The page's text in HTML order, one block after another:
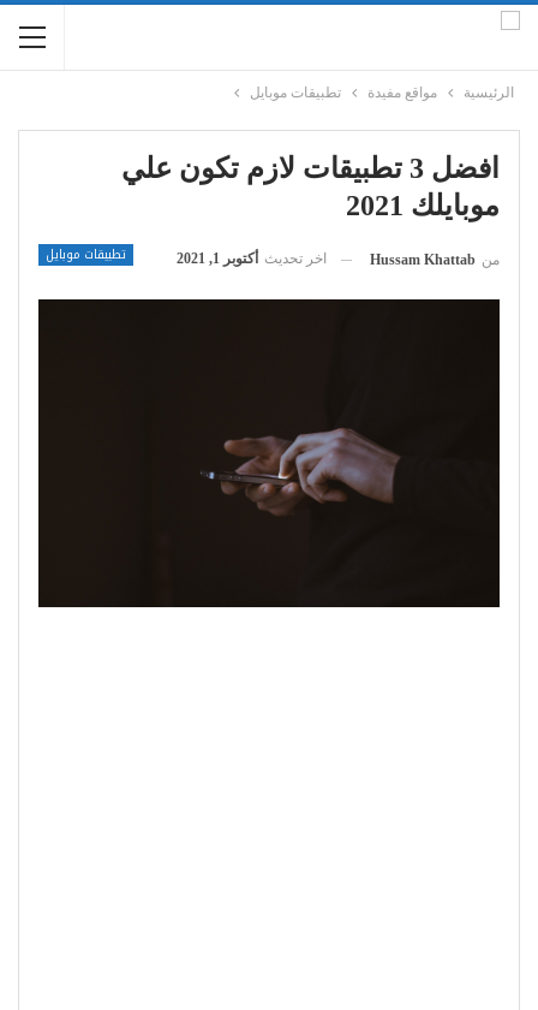
الرئيسية مواقع مفيدة تطبيقات موبايل
افضل 3 تطبيقات لازم تكون علي
موبايلك 2021
تطبيقات موبايل من Hussam Khattab اخر تحديث أكتوبر 1, 2021